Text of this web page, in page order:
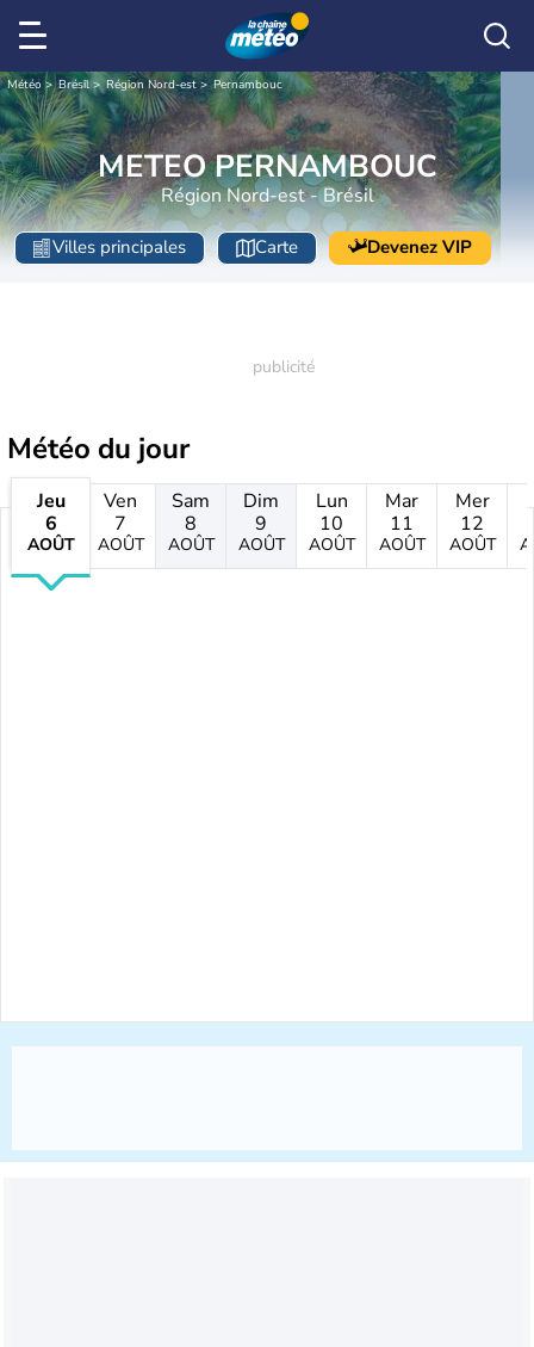
Météo Brésil Région Nord-est Pernambouc
METEO PERNAMBOUC
Région Nord-est - Brésil
Villes principales Carte Devenez VIP
Météo du jour
Jeu
6
AOÛT
Ven
7
AOÛT
Sam
8
AOÛT
Dim
9
AOÛT
Lun
10
AOÛT
Mar
11
AOÛT
Mer
12
AOÛT